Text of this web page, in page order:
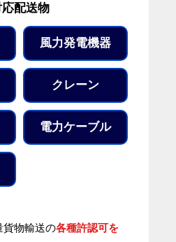
配送物
風力発電機器
クレーン
電力ケーブル
貨物輸送の各種許認可を